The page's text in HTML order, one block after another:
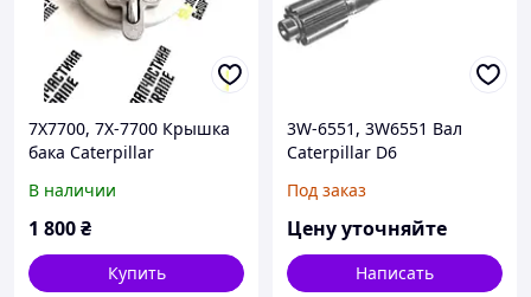
7X7700, 7X-7700 Крышка
бака Caterpillar
В наличии
1 800₴
Купить
3W-6551, 3W6551 Вал
Caterpillar D6
Под заказ
Цену уточняйте
Написать